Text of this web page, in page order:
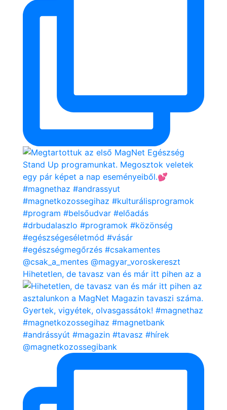
Hihetetlen, de tavasz van és már itt pihen az a